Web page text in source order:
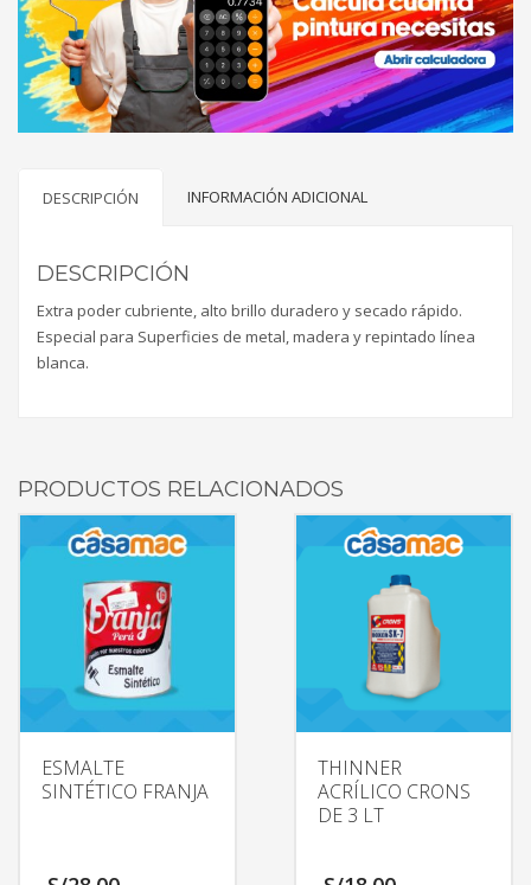
DESCRIPCIÓN INFORMACIÓN ADICIONAL
DESCRIPCIÓN
Extra poder cubriente, alto brillo duradero y secado rápido.
Especial para Superficies de metal, madera y repintado línea
blanca.
PRODUCTOS RELACIONADOS
ESMALTE
SINTÉTICO FRANJA
THINNER
ACRÍLICO CRONS
DE 3 LT